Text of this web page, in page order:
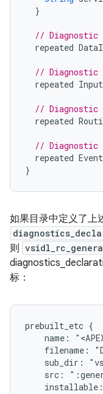
}
// Diagnostic
repeated
// Diagnostic
repeated
// Diagnostic
repeated
// Diagnostic
repeated Event
}
如果目录中定义了上
则
标：
prebuilt_etc {
name:
filename:
sub_dir:
src: